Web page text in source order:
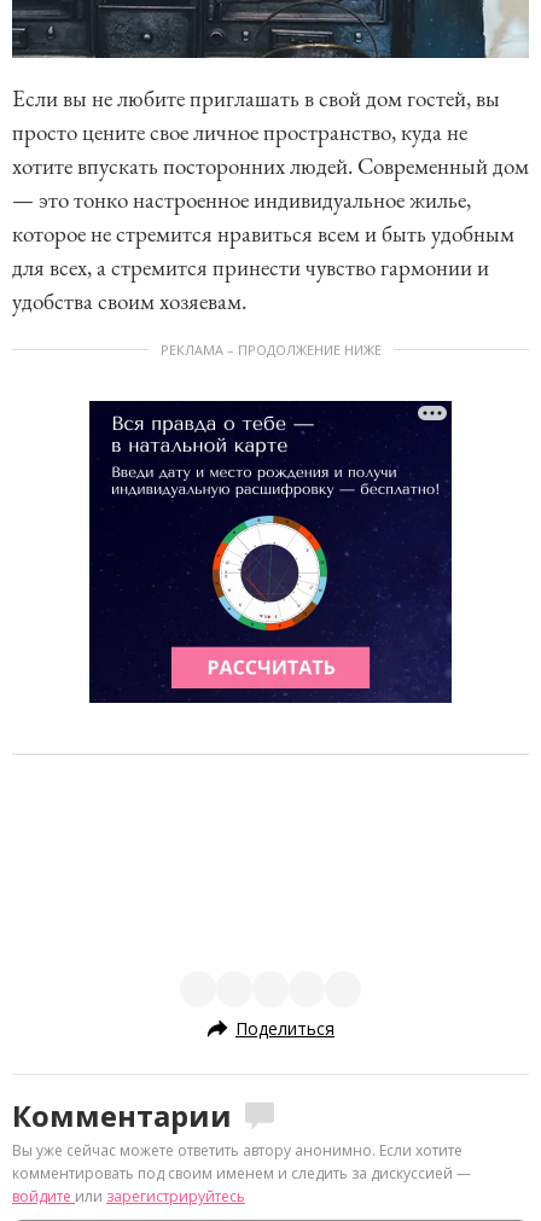
Если вы не любите приглашать в свой дом гостей, вы
просто цените свое личное пространство, куда не
хотите впускать посторонних людей. Современный дом
— это тонко настроенное индивидуальное жилье,
которое не стремится нравиться всем и быть удобным
для всех, а стремится принести чувство гармонии и
удобства своим хозяевам.
РЕКЛАМА – ПРОДОЛЖЕНИЕ НИЖЕ
Поделиться
Комментарии
Вы уже сейчас можете ответить автору анонимно. Если хотите
комментировать под своим именем и следить за дискуссией —
войдите или зарегистрируйтесь